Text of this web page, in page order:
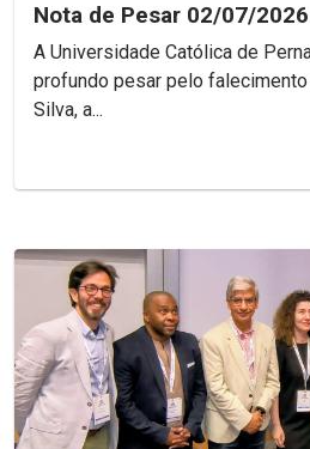
Nota de Pesar 02/07/2026
A Universidade Católica de
profundo pesar pelo
Silva, a...